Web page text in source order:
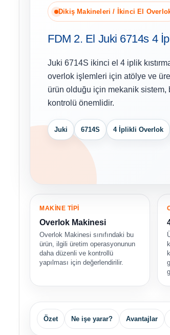
Dikiş Makineleri / İkinci El
FDM 2. El Juki 6714s 4
Juki 6714S ikinci el 4 iplik
overlok işlemleri için atölye ve
ürün olduğu için mekanik sistem,
kontrolü önemlidir.
Juki 6714S 4 İplikli Overlok
MAKİNE TİPİ
Overlok Makinesi
Overlok Makinesi sınıfındaki bu
ürün, ilgili üretim operasyonunun
daha düzenli ve kontrollü
yapılması için değerlendirilir.
Özet Ne işe yarar? Avantajlar